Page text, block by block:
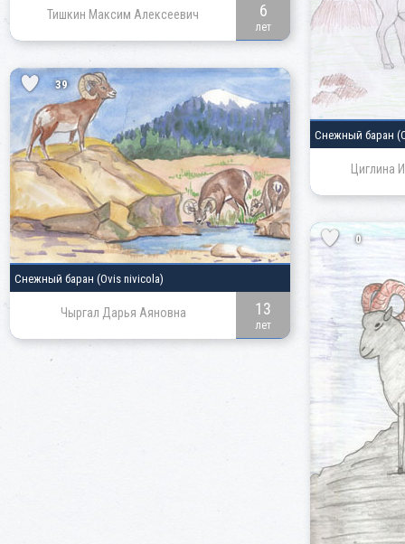
Тишкин Максим Алексеевич 6
лет
Снежный баран
Циглина
39
Снежный баран (Ovis nivicola)
Чыргал Дарья Аяновна 13
лет
0